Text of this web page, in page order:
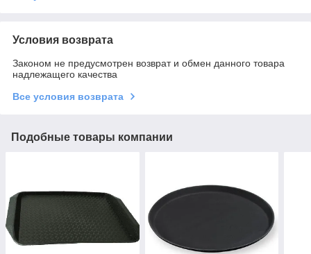
Условия возврата
Законом не предусмотрен возврат и обмен данного товара
надлежащего качества
Все условия возврата
Подобные товары компании